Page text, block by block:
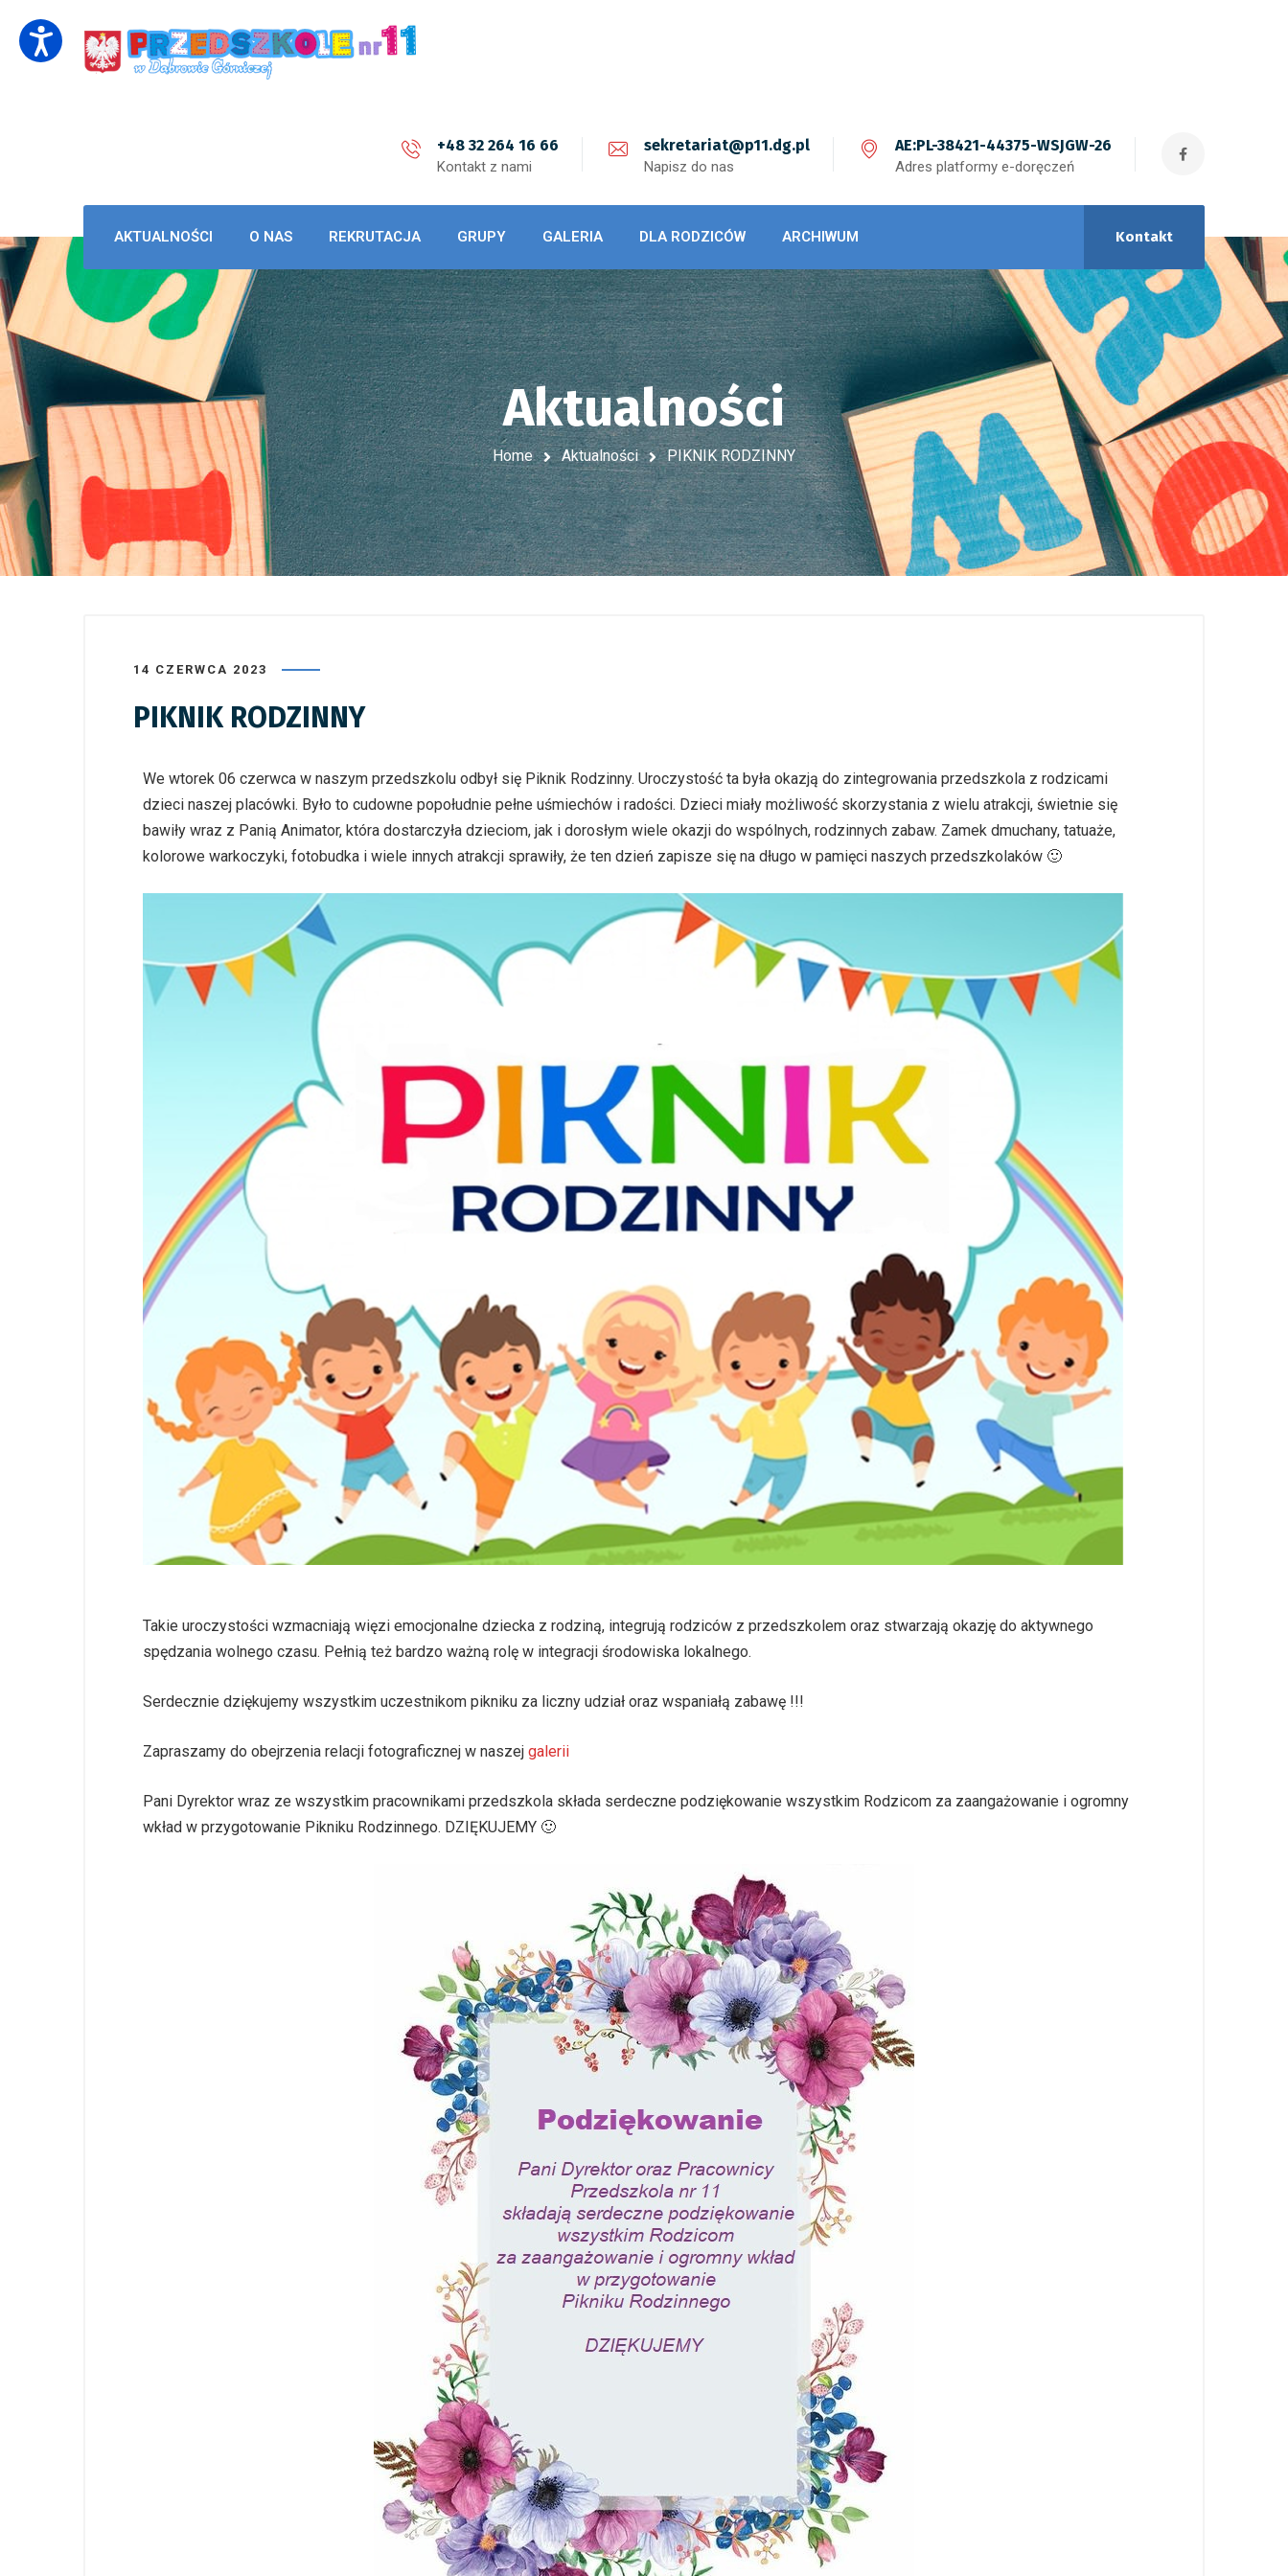
+48 32 264 16 66
Kontakt z nami
sekretariat@p11.dg.pl
Napisz do nas
AE:PL-38421-44375-WSJGW-26
Adres platformy e-doręczeń
Kontakt
AKTUALNOŚCI O NAS REKRUTACJA GRUPY GALERIA DLA RODZICÓW ARCHIWUM
Aktualności
Home Aktualności PIKNIK RODZINNY
14 CZERWCA 2023
PIKNIK RODZINNY
We wtorek 06 czerwca w naszym przedszkolu odbył się Piknik Rodzinny. Uroczystość ta była okazją do zintegrowania przedszkola z rodzicami
dzieci naszej placówki. Było to cudowne popołudnie pełne uśmiechów i radości. Dzieci miały możliwość skorzystania z wielu atrakcji, świetnie się
bawiły wraz z Panią Animator, która dostarczyła dzieciom, jak i dorosłym wiele okazji do wspólnych, rodzinnych zabaw. Zamek dmuchany, tatuaże,
kolorowe warkoczyki, fotobudka i wiele innych atrakcji sprawiły, że ten dzień zapisze się na długo w pamięci naszych przedszkolaków 🙂
Takie uroczystości wzmacniają więzi emocjonalne dziecka z rodziną, integrują rodziców z przedszkolem oraz stwarzają okazję do aktywnego
spędzania wolnego czasu. Pełnią też bardzo ważną rolę w integracji środowiska lokalnego.
Serdecznie dziękujemy wszystkim uczestnikom pikniku za liczny udział oraz wspaniałą zabawę !!!
Zapraszamy do obejrzenia relacji fotograficznej w naszej galerii
Pani Dyrektor wraz ze wszystkim pracownikami przedszkola składa serdeczne podziękowanie wszystkim Rodzicom za zaangażowanie i ogromny
wkład w przygotowanie Pikniku Rodzinnego. DZIĘKUJEMY 🙂